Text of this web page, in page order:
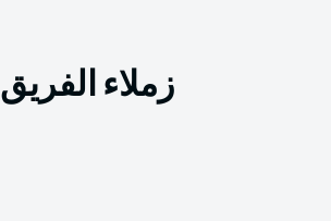
زملاء الفريق